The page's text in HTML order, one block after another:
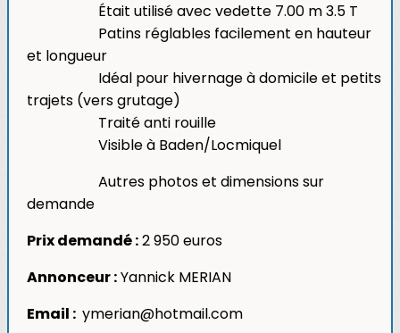
Était utilisé avec vedette 7.00 m 3.5 T
Patins réglables facilement en hauteur
et longueur
Idéal pour hivernage à domicile et petits
trajets (vers grutage)
Traité anti rouille
Visible à Baden/Locmiquel
Autres photos et dimensions sur
demande
Prix demandé :2 950 euros
Annonceur :Yannick MERIAN
Email : ymerian@hotmail.com